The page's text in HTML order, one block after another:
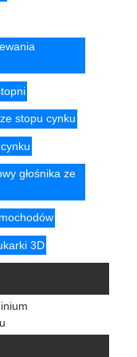
stopu cynku
głośnika ze
3D